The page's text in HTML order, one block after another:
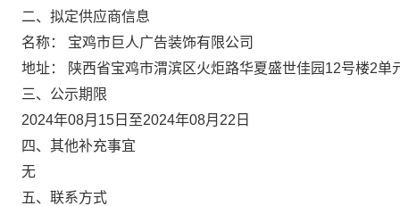
二、拟定供应商信息
名称： 宝鸡市巨人广告装饰有限公司
地址： 陕西省宝鸡市渭滨区火炬路华夏盛世佳园12号楼2单
三、公示期限
2024年08月15日至2024年08月22日
四、其他补充事宜
无
五、联系方式